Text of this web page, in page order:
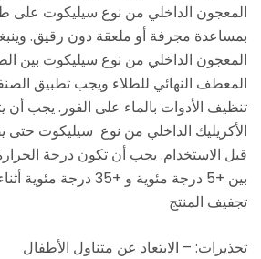
المعجون الداخلي من نوع سيليكوت على
بمساعدة مجرفة أو ملعقة دون رقيق.
المعجون الداخلي من نوع سيليكوت بين
المعطف النهائي للطلاء ويجب تطبيق
تنظيف الأدوات بالماء على الفور. يجب
الأكريليك الداخلي من نوع سيليكوت حتى
قبل الاستخدام. يجب أن تكون درجة
بين +5 درجة مئوية و +35
تجفيف المنتج
تحذيرات: – الابتعاد عن متناول الأطفال